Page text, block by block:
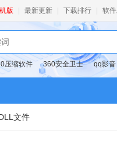
版 最新更新 下载排行 软
压缩软件 360安全卫士 qq影音
文件